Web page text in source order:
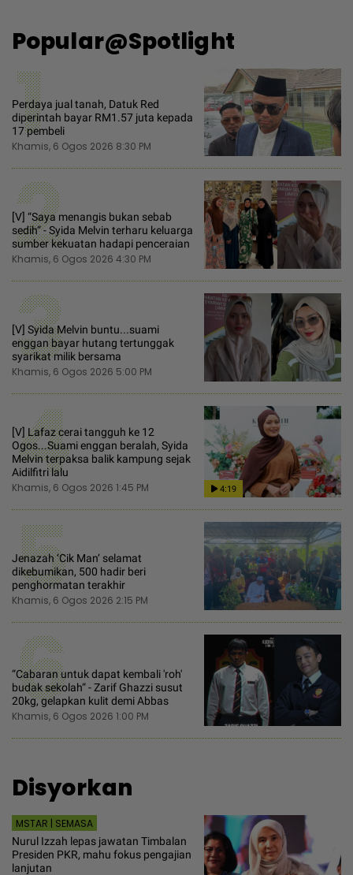
Popular@Spotlight
1
Perdaya jual tanah, Datuk Red
diperintah bayar RM1.57 juta kepada
17 pembeli
Khamis, 6 Ogos 2026 8:30 PM
2
[V] “Saya menangis bukan sebab
sedih“ - Syida Melvin terharu keluarga
sumber kekuatan hadapi penceraian
Khamis, 6 Ogos 2026 4:30 PM
3
[V] Syida Melvin buntu...suami
enggan bayar hutang tertunggak
syarikat milik bersama
Khamis, 6 Ogos 2026 5:00 PM
4
[V] Lafaz cerai tangguh ke 12
Ogos...Suami enggan beralah, Syida
Melvin terpaksa balik kampung sejak
Aidilfitri lalu
Khamis, 6 Ogos 2026 1:45 PM 4:19
5
Jenazah ‘Cik Man‘ selamat
dikebumikan, 500 hadir beri
penghormatan terakhir
Khamis, 6 Ogos 2026 2:15 PM
6
“Cabaran untuk dapat kembali 'roh'
budak sekolah“ - Zarif Ghazzi susut
20kg, gelapkan kulit demi Abbas
Khamis, 6 Ogos 2026 1:00 PM
Disyorkan
MSTAR | SEMASA
Nurul Izzah lepas jawatan Timbalan
Presiden PKR, mahu fokus pengajian
lanjutan